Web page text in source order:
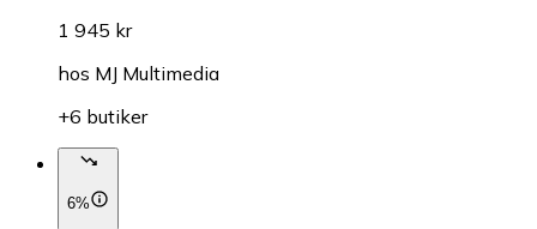
1 945 kr
hos MJ Multimedia
+6 butiker
6%